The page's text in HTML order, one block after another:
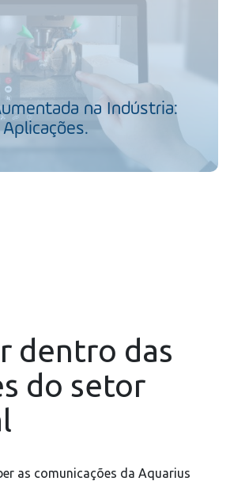
na Indústria:
dentro das
do setor
as comunicações da Aquarius